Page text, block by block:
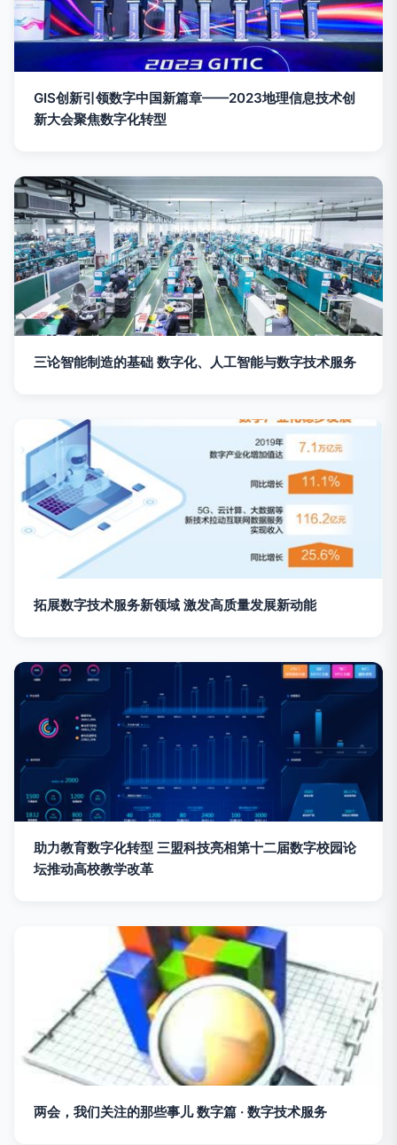
GIS创新引领数字中国新篇章——2023地理信息技术创
新大会聚焦数字化转型
三论智能制造的基础 数字化、人工智能与数字技术服务
拓展数字技术服务新领域 激发高质量发展新动能
助力教育数字化转型 三盟科技亮相第十二届数字校园论
坛推动高校教学改革
两会，我们关注的那些事儿 数字篇 · 数字技术服务